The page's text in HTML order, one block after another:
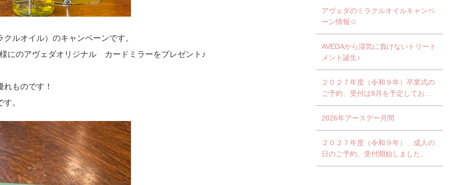
ルオイル）のキャンペーンです。
にのアヴェダオリジナル カードミラーをプレゼント♪
ものです！
。
アヴェダのミラクルオイルキャンペ
ーン情報☆
AVEDAから湿気に負けないトリート
メント誕生♪
２０２７年度（令和９年）卒業式の
ご予約、受付は8月を予定しており
ます。
2026年アースデー月間
２０２７年度（令和９年）、成人の
日のご予約、受付開始しました。